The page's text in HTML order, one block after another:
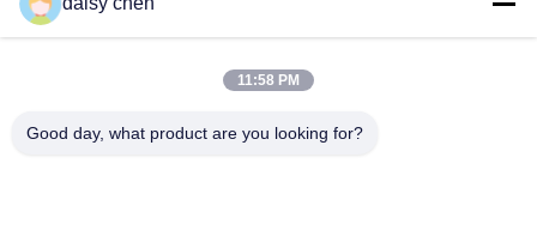
11:58 PM
Good day, what product are you looking for?